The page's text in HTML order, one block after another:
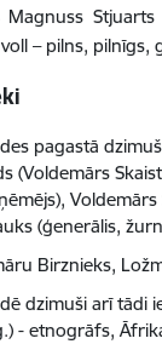
Stjuarts
voll – pilns,
pagastā
(Voldemārs
(ģenerālis,
Birznieks,
dzimuši arī tādi
- etnogrāfs,